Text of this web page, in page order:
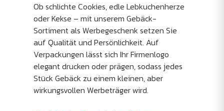
Ob schlichte Cookies, edle Lebkuchenherze
oder Kekse – mit unserem Gebäck-
Sortiment als Werbegeschenk setzen Sie
auf Qualität und Persönlichkeit. Auf
Verpackungen lässt sich Ihr Firmenlogo
elegant drucken oder prägen, sodass jedes
Stück Gebäck zu einem kleinen, aber
wirkungsvollen Werbeträger wird.